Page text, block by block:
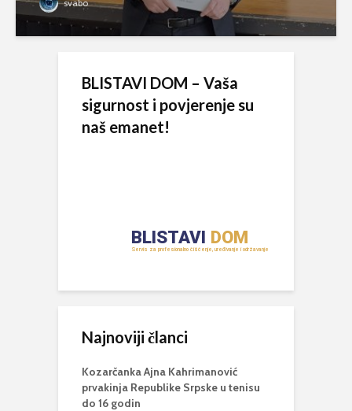
svabo
BLISTAVI DOM – Vaša
sigurnost i povjerenje su
naš emanet!
Najnoviji članci
Kozarčanka Ajna Kahrimanović
prvakinja Republike Srpske u tenisu
do 16 godin